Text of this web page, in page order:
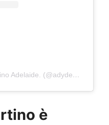
Un post condiviso da ️️️De Martino Adelaide. (@adydemartino)
è